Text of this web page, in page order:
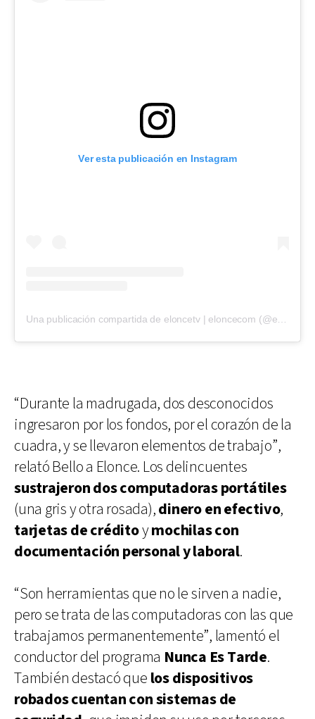
Ver esta publicación en Instagram
“Durante la madrugada, dos desconocidos
ingresaron por los fondos, por el corazón de la
cuadra, y se llevaron elementos de trabajo”,
relató Bello a Elonce. Los delincuentes
sustrajeron dos computadoras portátiles
(una gris y otra rosada),dinero en efectivo,
tarjetas de créditoymochilas con
documentación personal y laboral.
“Son herramientas que no le sirven a nadie,
pero se trata de las computadoras con las que
trabajamos permanentemente”, lamentó el
conductor del programa Nunca Es Tarde.
También destacó que los dispositivos
robados cuentan con sistemas de